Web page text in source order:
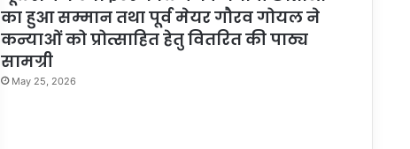
का हुआ सम्मान तथा पूर्व मेयर गौरव गोयल ने
कन्याओं को प्रोत्साहित हेतु वितरित की पाठ्य
सामग्री
May 25, 2026